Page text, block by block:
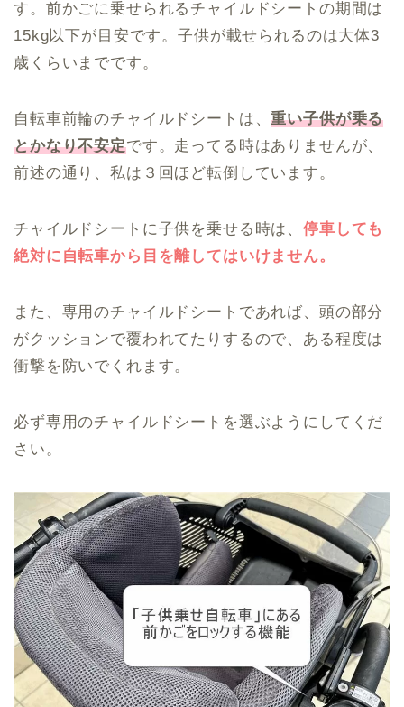
す。前かごに乗せられるチャイルドシートの期間は
15kg以下が目安です。子供が載せられるのは大体3
歳くらいまでです。
自転車前輪のチャイルドシートは、重い子供が乗る
とかなり不安定です。走ってる時はありませんが、
前述の通り、私は３回ほど転倒しています。
チャイルドシートに子供を乗せる時は、停車しても
絶対に自転車から目を離してはいけません。
また、専用のチャイルドシートであれば、頭の部分
がクッションで覆われてたりするので、ある程度は
衝撃を防いでくれます。
必ず専用のチャイルドシートを選ぶようにしてくだ
さい。